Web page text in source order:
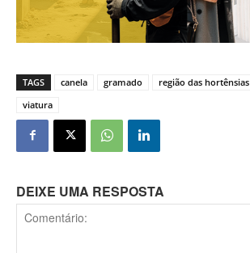
TAGS canela gramado região das hortênsias
viatura
DEIXE UMA RESPOSTA